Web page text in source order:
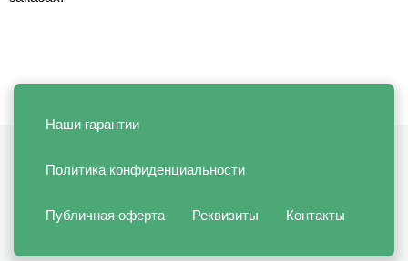
Наши гарантии
Политика конфиденциальности
Публичная оферта Реквизиты Контакты